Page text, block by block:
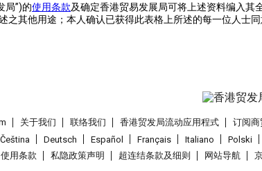
局”)的使用条款及确定香港贸易发展局可将上述资料编入其
之其他用途；本人确认已获得此表格上所述的每一位人士
关于我们 联络我们 香港贸发局流动应用程式 订阅
Čeština
Deutsch Español Français Italiano Polski
使用条款
私隐政策声明 超连结条款及细则 网站导航